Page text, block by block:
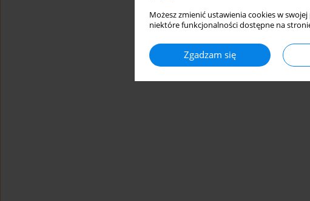
Możesz zmienić ustawienia cookies w
niektóre funkcjonalności dostępne na
Zgadzam się